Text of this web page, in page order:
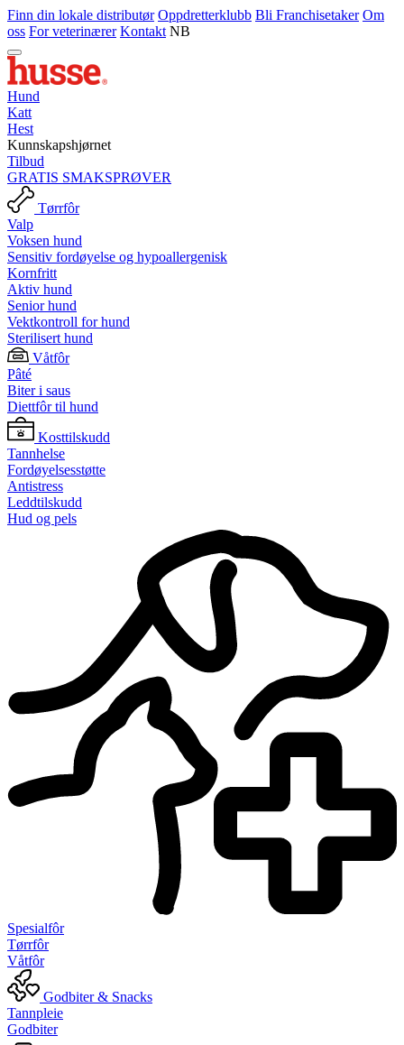
Finn din lokale distributør Oppdretterklubb Bli Franchisetaker Om
oss For veterinærer Kontakt NB
Hund
Katt
Hest
Kunnskapshjørnet
Tilbud
GRATIS SMAKSPRØVER
Tørrfôr
Valp
Voksen hund
Sensitiv fordøyelse og hypoallergenisk
Kornfritt
Aktiv hund
Senior hund
Vektkontroll for hund
Sterilisert hund
Våtfôr
Pâté
Biter i saus
Diettfôr til hund
Kosttilskudd
Tannhelse
Fordøyelsesstøtte
Antistress
Leddtilskudd
Hud og pels
Spesialfôr
Tørrfôr
Våtfôr
Godbiter & Snacks
Tannpleie
Godbiter